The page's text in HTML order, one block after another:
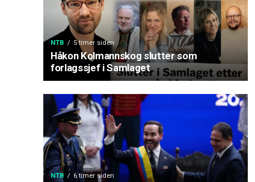
NTB 5 timer siden
Håkon Kolmannskog slutter som
forlagssjef i Samlaget
NTB 6 timer siden